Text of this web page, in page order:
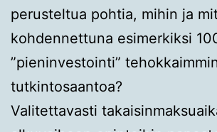
perusteltua pohtia, mihin ja
kohdennettuna esimerkiksi
”pieninvestointi”
tutkintosaantoa?
Valitettavasti